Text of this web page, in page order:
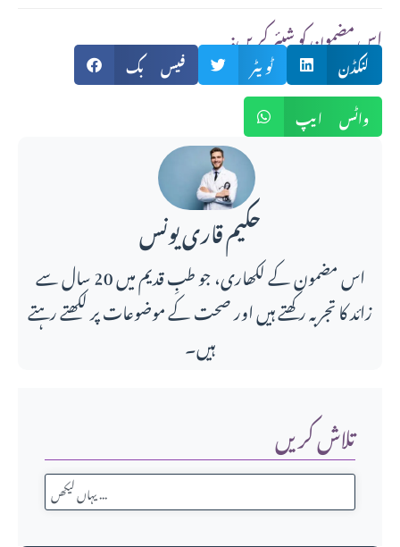
تلاش کریں
:اس مضمون کو شیئر کریں
فیس بک ٹویٹر
لنکڈن
واٹس ایپ
حکیم قاری یونس
اس مضمون کے لکھاری، جو طبِ قدیم میں 20 سال سے
زائد کا تجربہ رکھتے ہیں اور صحت کے موضوعات پر لکھتے رہتے
ہیں۔